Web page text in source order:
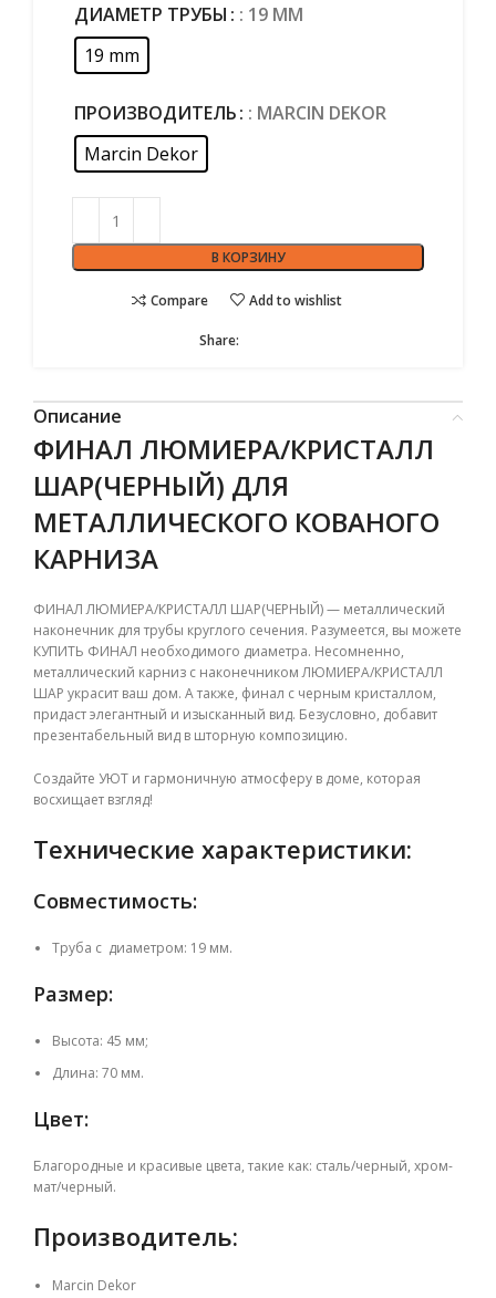
ДИАМЕТР ТРУБЫ : 19 MM
19 mm
ПРОИЗВОДИТЕЛЬ : MARCIN DEKOR
Marcin Dekor
В КОРЗИНУ
Compare Add to wishlist
Share:
Описание
ФИНАЛ ЛЮМИЕРА/КРИСТАЛЛ
ШАР(ЧЕРНЫЙ) ДЛЯ
МЕТАЛЛИЧЕСКОГО КОВАНОГО
КАРНИЗА
ФИНАЛ ЛЮМИЕРА/КРИСТАЛЛ ШАР(ЧЕРНЫЙ) — металлический
наконечник для трубы круглого сечения. Разумеется, вы можете
КУПИТЬ ФИНАЛ необходимого диаметра. Несомненно,
металлический карниз с наконечником ЛЮМИЕРА/КРИСТАЛЛ
ШАР украсит ваш дом. А также, финал с черным кристаллом,
придаст элегантный и изысканный вид. Безусловно, добавит
презентабельный вид в шторную композицию.
Создайте УЮТ и гармоничную атмосферу в доме, которая
восхищает взгляд!
Технические характеристики:
Совместимость:
Труба с диаметром: 19 мм.
Размер:
Высота: 45 мм;
Длина: 70 мм.
Цвет:
Благородные и красивые цвета, такие как: сталь/черный, хром-
мат/черный.
Производитель:
Marcin Dekor